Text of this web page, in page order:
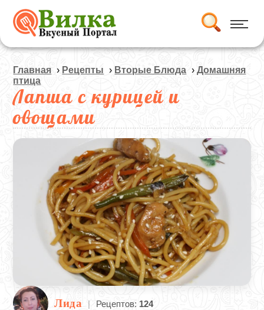
Главная › Рецепты › Вторые Блюда ›Домашняя
птица
Лапша с курицей и
овощами
Лида | Рецептов: 124